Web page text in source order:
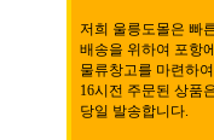
저희 울릉도몰은 빠
배송을 위하여 포항
물류창고를 마련하여
16시전 주문된 상품
당일 발송합니다.